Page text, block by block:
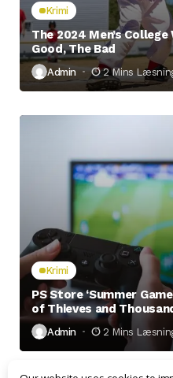
Krimi
The 2024 Men’s
Good, The Bad
Admin 2 Mins
Krimi
PS Store ‘Summer
of Thieves and
Admin 2 Mins